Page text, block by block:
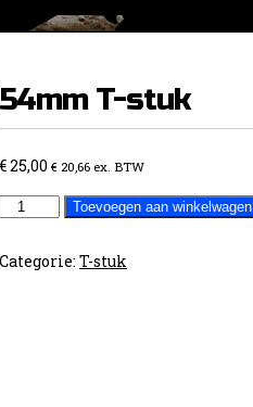
54mm T-stuk
€25,00 € 20,66ex. BTW
54mm
stuk
Toevoegen aan winkelwagen
Categorie: T-stuk